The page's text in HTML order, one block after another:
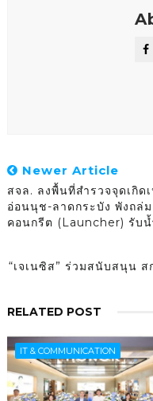
Newer Article
สจล. ลงพื้นที่สำรวจจุดเกิด
อ่อนนุช-ลาดกระบัง พังถล่
คอนกรีต (Launcher) รับ
“เจเนซิส” ร่วมสนับสนุน
RELATED POST
IT & COMMUNICATION